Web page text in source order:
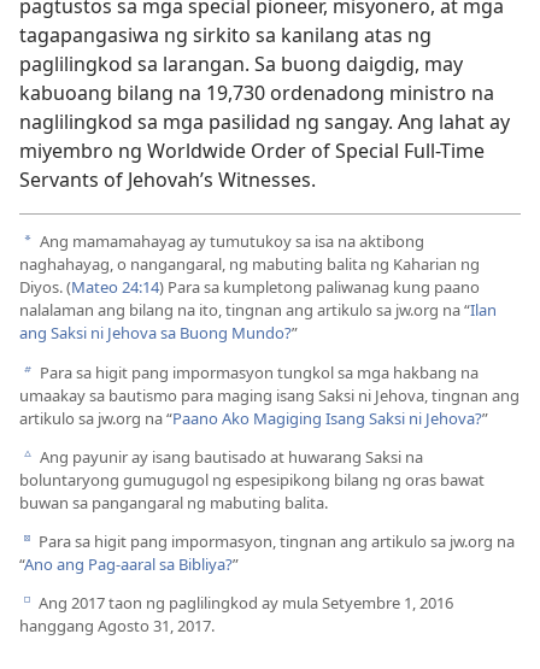
pagtustos sa mga special pioneer, misyonero, at mga
tagapangasiwa ng sirkito sa kanilang atas ng
paglilingkod sa larangan. Sa buong daigdig, may
kabuoang bilang na 19,730 ordenadong ministro na
naglilingkod sa mga pasilidad ng sangay. Ang lahat ay
miyembro ng Worldwide Order of Special Full-Time
Servants of Jehovah’s Witnesses.
a Ang mamamahayag ay tumutukoy sa isa na aktibong
naghahayag, o nangangaral, ng mabuting balita ng Kaharian ng
Diyos. (Mateo 24:14) Para sa kumpletong paliwanag kung paano
nalalaman ang bilang na ito, tingnan ang artikulo sa jw.org na “Ilan
ang Saksi ni Jehova sa Buong Mundo?”
b Para sa higit pang impormasyon tungkol sa mga hakbang na
umaakay sa bautismo para maging isang Saksi ni Jehova, tingnan ang
artikulo sa jw.org na “Paano Ako Magiging Isang Saksi ni Jehova?”
c Ang payunir ay isang bautisado at huwarang Saksi na
boluntaryong gumugugol ng espesipikong bilang ng oras bawat
buwan sa pangangaral ng mabuting balita.
d Para sa higit pang impormasyon, tingnan ang artikulo sa jw.org na
“Ano ang Pag-aaral sa Bibliya?”
e Ang 2017 taon ng paglilingkod ay mula Setyembre 1, 2016
hanggang Agosto 31, 2017.